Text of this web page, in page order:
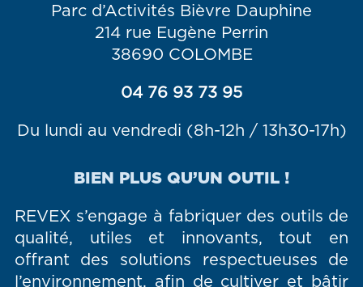
Parc d’Activités Bièvre Dauphine
214 rue Eugène Perrin
38690 COLOMBE
04 76 93 73 95
Du lundi au vendredi (8h-12h / 13h30-17h)
BIEN PLUS QU’UN OUTIL !
REVEX s’engage à fabriquer des outils de
qualité, utiles et innovants, tout en
offrant des solutions respectueuses de
l’environnement, afin de cultiver et bâtir